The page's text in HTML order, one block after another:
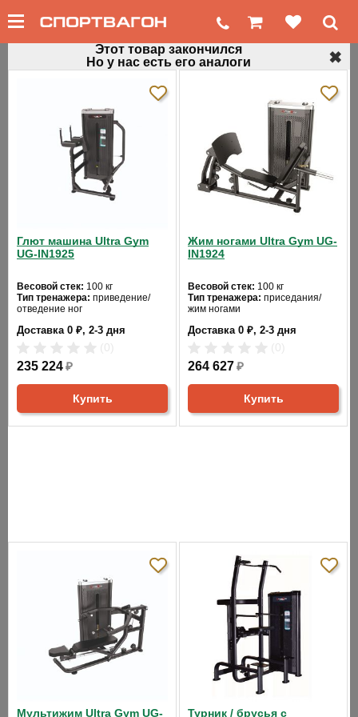
Этот товар закончился
Но у нас есть его аналоги
✖
Глют машина Ultra Gym
UG-IN1925
Весовой стек: 100 кг
Тип тренажера: приведение/
отведение ног
Доставка 0 ₽, 2-3 дня
235 224₽
Купить
Жим ногами Ultra Gym UG-
IN1924
Весовой стек: 100 кг
Тип тренажера: приседания/
жим ногами
Доставка 0 ₽, 2-3 дня
264 627₽
Купить
Мультижим Ultra Gym UG-
Турник / брусья с
←Блочные силовые тренажеры
Тренажер для мышц груди AeroFit IT9331
Код товара: 459